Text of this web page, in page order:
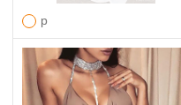
p